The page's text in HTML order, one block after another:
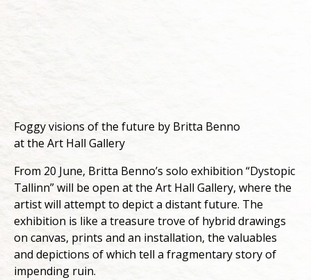
Foggy visions of the future by Britta Benno
at the Art Hall Gallery
From 20 June, Britta Benno’s solo exhibition “Dystopic
Tallinn” will be open at the Art Hall Gallery, where the
artist will attempt to depict a distant future. The
exhibition is like a treasure trove of hybrid drawings
on canvas, prints and an installation, the valuables
and depictions of which tell a fragmentary story of
impending ruin.